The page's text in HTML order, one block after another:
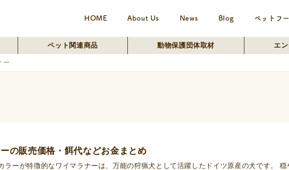
HOME About Us News Blog ペットフ
ペット関連商品 動物保護団体取材 エ
ー
の販売価格・餌代などお金まとめ
ラーが特徴的なワイマラナーは、万能の狩猟犬として活躍したドイツ原産の犬です。 穏